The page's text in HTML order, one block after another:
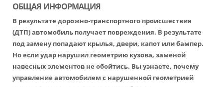
ОБЩАЯ ИНФОРМАЦИЯ
В результате дорожно-транспортного происшествия
(ДТП) автомобиль получает повреждения. В результате
под замену попадают крылья, двери, капот или бампер.
Но если удар нарушил геометрию кузова, заменой
навесных элементов не обойтись. Вы узнаете, почему
управление автомобилем с нарушенной геометрией